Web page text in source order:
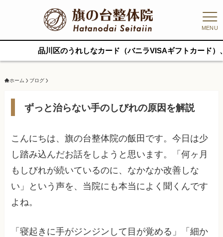
MENU
のうれしなカード（バニラVISAギフトカード）、PayPayデジ
ホーム ブログ
ずっと治らない手のしびれの原因を解説
こんにちは、旗の台整体院の飯田です。今日は少
し踏み込んだお話をしようと思います。「何ヶ月
もしびれが続いているのに、なかなか改善しな
い」という声を、当院にも本当によく聞くんです
よね。
「寝起きに手がジンジンして目が覚める」「細か